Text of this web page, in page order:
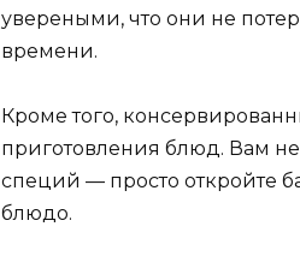
увереными, что они не
времени.
Кроме того,
приготовления блюд. Вам
специй — просто откройте
блюдо.